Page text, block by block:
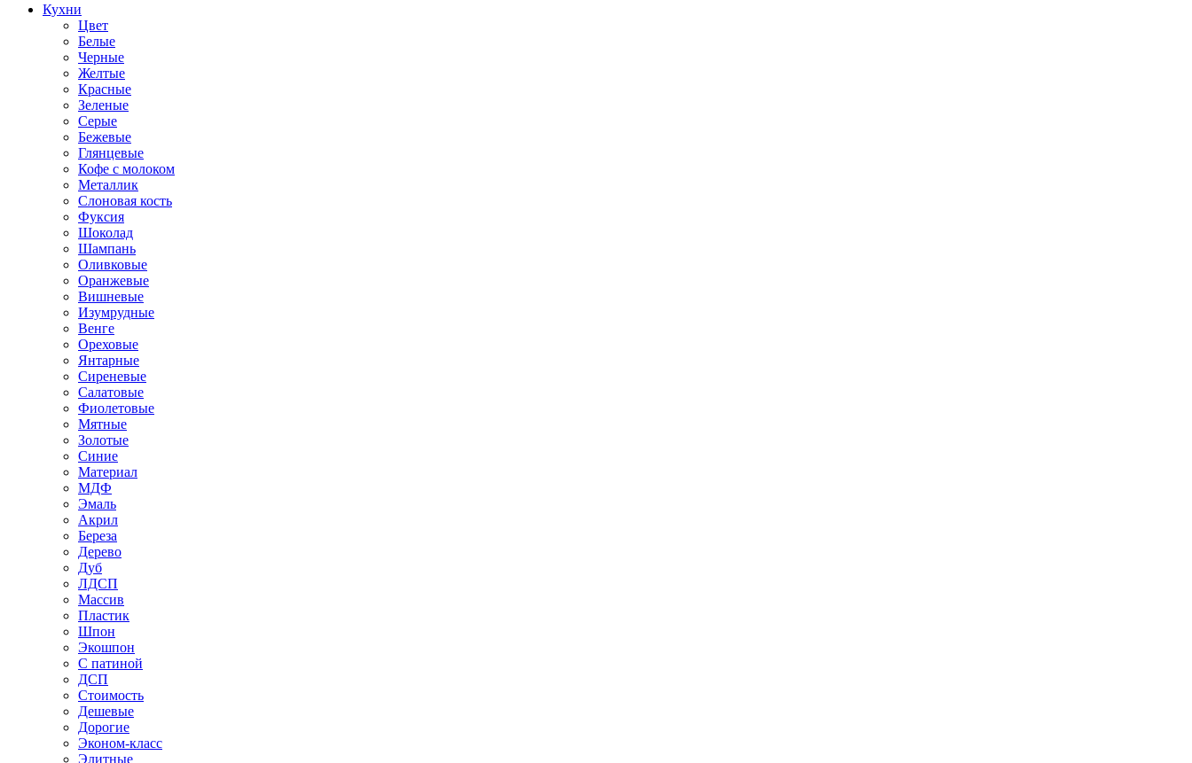
Кухни
Цвет
Белые
Черные
Желтые
Красные
Зеленые
Серые
Бежевые
Глянцевые
Кофе с молоком
Металлик
Слоновая кость
Фуксия
Шоколад
Шампань
Оливковые
Оранжевые
Вишневые
Изумрудные
Венге
Ореховые
Янтарные
Сиреневые
Салатовые
Фиолетовые
Мятные
Золотые
Синие
Материал
МДФ
Эмаль
Акрил
Береза
Дерево
Дуб
ЛДСП
Массив
Пластик
Шпон
Экошпон
С патиной
ДСП
Стоимость
Дешевые
Дорогие
Эконом-класс
Элитные